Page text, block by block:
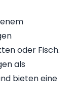
oder Fisch.
als
bieten eine